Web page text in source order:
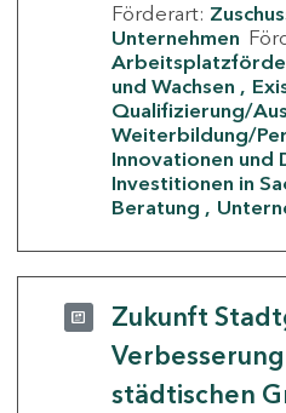
Förderart:
Unternehmen
und Wachsen
Qualifizierung/
Weiterbildung/
Innovationen und
Investitionen in
Beratung
Zukunft
städtischen